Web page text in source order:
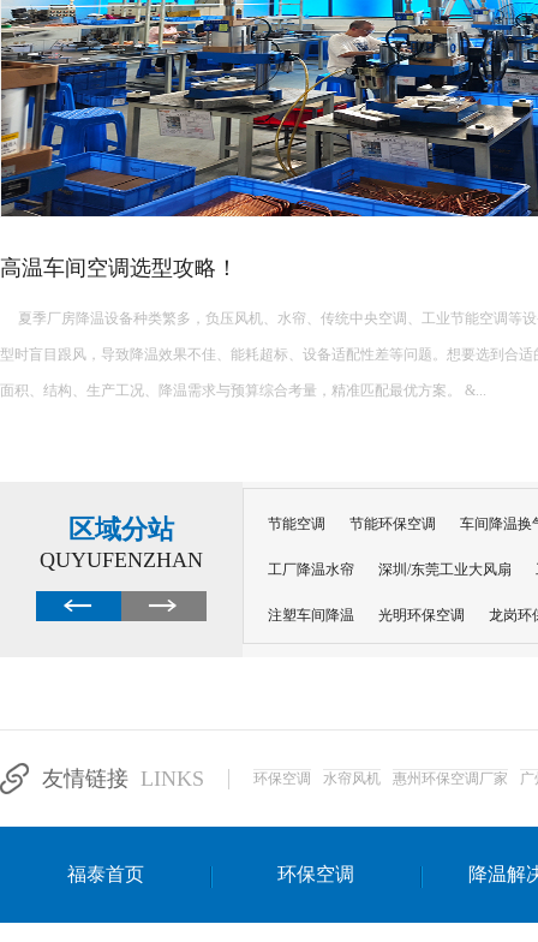
厂房高温降温常见的降温设备…
厂房高温降温常见的降温设备有哪些 厂房高温降温常见的降温设备多种多样，每种设备都有其独特的功能和适
用场景。以下是一些常见的厂房降温设备： 中央空调： 功能：制冷降温。 ...
区域分站
QUYUFENZHAN
节能空调 节能环保空调 车间降温换
工厂降温水帘 深圳/东莞工业大风扇
注塑车间降温 光明环保空调 龙岗环
达州工业省电安装
友情链接 LINKS 环保空调 水帘风机 惠州环保空调厂家 广
福泰首页 环保空调 降温解